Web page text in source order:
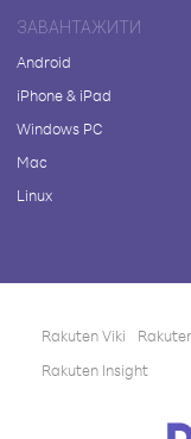
ЗАВАНТАЖИТИ
Android
iPhone & iPad
Windows PC
Mac
Linux
Rakuten Viki
Rakuten Insight